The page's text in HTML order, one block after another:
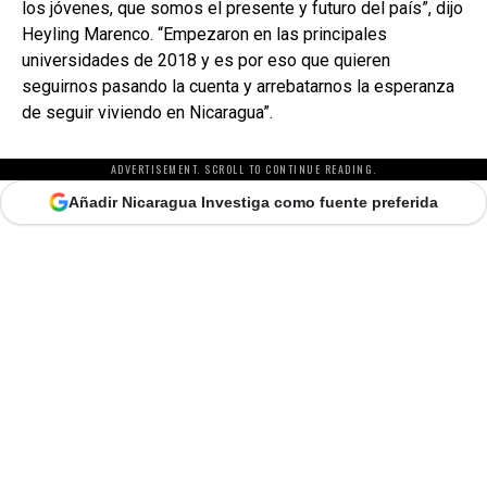
los jóvenes, que somos el presente y futuro del país”, dijo
Heyling Marenco. “Empezaron en las principales
universidades de 2018 y es por eso que quieren
seguirnos pasando la cuenta y arrebatarnos la esperanza
de seguir viviendo en Nicaragua”.
ADVERTISEMENT. SCROLL TO CONTINUE READING.
Añadir Nicaragua Investiga como fuente preferida